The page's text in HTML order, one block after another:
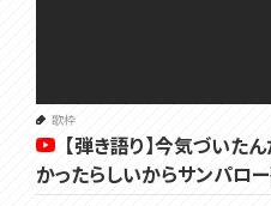
歌枠
【弾き語り】今気づいた
かったらしいからサンパロ